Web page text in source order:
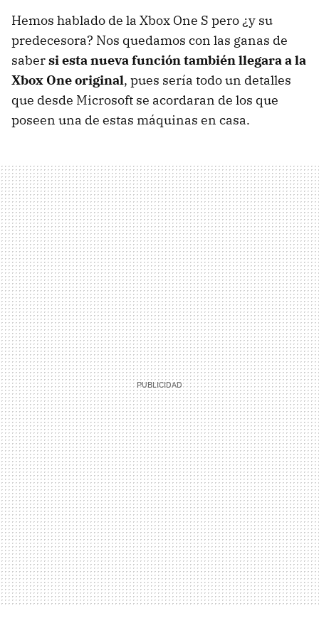
Hemos hablado de la Xbox One S pero ¿y su
predecesora? Nos quedamos con las ganas de
sabersi esta nueva función también llegara a la
Xbox One original, pues sería todo un detalles
que desde Microsoft se acordaran de los que
poseen una de estas máquinas en casa.